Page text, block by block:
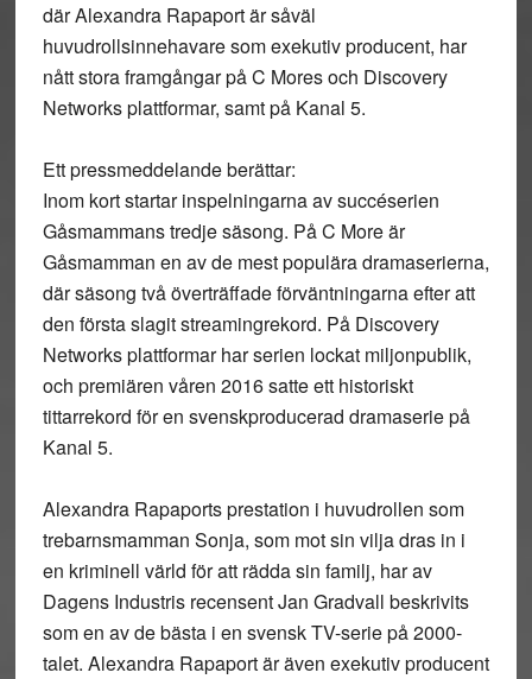
där Alexandra Rapaport är såväl
huvudrollsinnehavare som exekutiv producent, har
nått stora framgångar på C Mores och Discovery
Networks plattformar, samt på Kanal 5.
Ett pressmeddelande berättar:
Inom kort startar inspelningarna av succéserien
Gåsmammans tredje säsong. På C More är
Gåsmamman en av de mest populära dramaserierna,
där säsong två överträffade förväntningarna efter att
den första slagit streamingrekord. På Discovery
Networks plattformar har serien lockat miljonpublik,
och premiären våren 2016 satte ett historiskt
tittarrekord för en svenskproducerad dramaserie på
Kanal 5.
Alexandra Rapaports prestation i huvudrollen som
trebarnsmamman Sonja, som mot sin vilja dras in i
en kriminell värld för att rädda sin familj, har av
Dagens Industris recensent Jan Gradvall beskrivits
som en av de bästa i en svensk TV-serie på 2000-
talet. Alexandra Rapaport är även exekutiv producent